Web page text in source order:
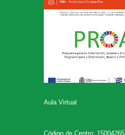
Aula Virtual
Código de Centro: 15004265